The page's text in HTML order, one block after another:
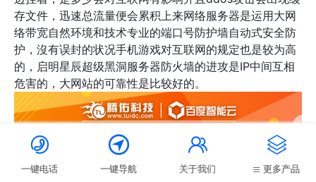
存文件，迅速总流量便会累积上来网络服务器是运用大网
络带宽自然环境和技术专业的端口号防护墙自动式安全防
护，沒有误封的状况手机游戏对互联网的规定也是较为高
的，启明星辰超级黑洞服务器防火墙的进攻是IP中间互相
危害的，大网站的可靠性是比较好的。

一键电话

一键导航

关于我们

更多产品